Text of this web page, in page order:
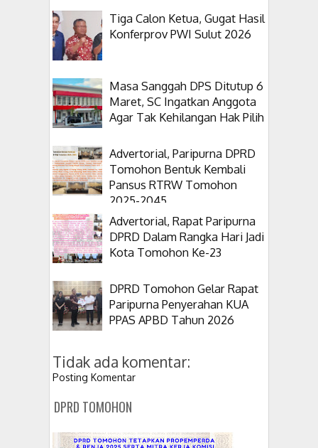
Tiga Calon Ketua, Gugat Hasil
Konferprov PWI Sulut 2026
Masa Sanggah DPS Ditutup 6
Maret, SC Ingatkan Anggota
Agar Tak Kehilangan Hak Pilih
Advertorial, Paripurna DPRD
Tomohon Bentuk Kembali
Pansus RTRW Tomohon
2025-2045
Advertorial, Rapat Paripurna
DPRD Dalam Rangka Hari Jadi
Kota Tomohon Ke-23
DPRD Tomohon Gelar Rapat
Paripurna Penyerahan KUA
PPAS APBD Tahun 2026
Tidak ada komentar:
Posting Komentar
DPRD TOMOHON